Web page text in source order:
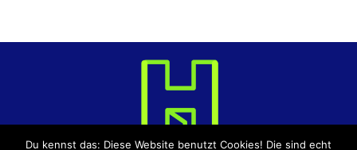
Du kennst das: Diese Website benutzt Cookies! Die sind echt